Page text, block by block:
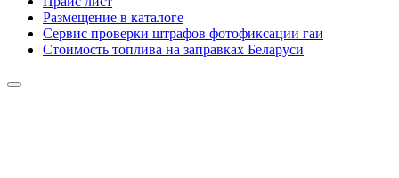
Размещение в каталоге
Сервис проверки штрафов фотофиксации гаи
Стоимость топлива на заправках Беларуси